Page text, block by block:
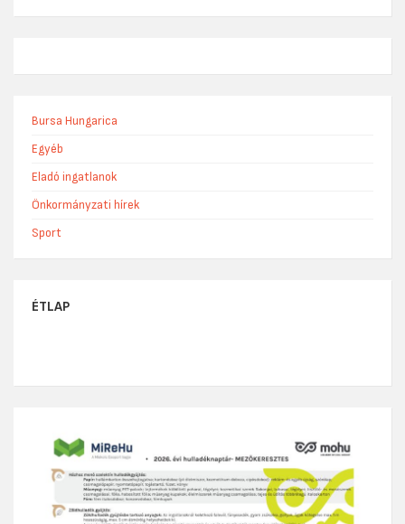
Bursa Hungarica
Egyéb
Eladó ingatlanok
Önkormányzati hírek
Sport
ÉTLAP